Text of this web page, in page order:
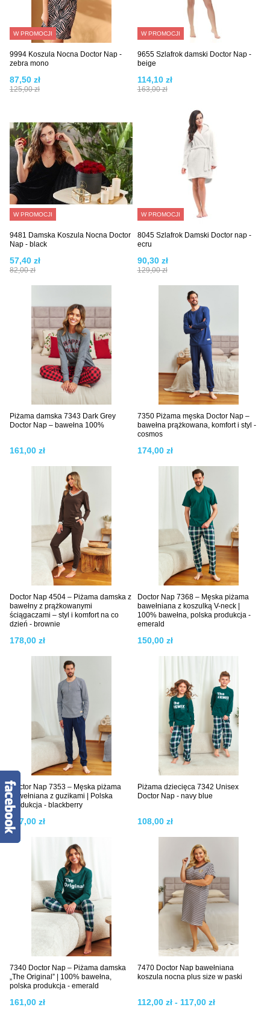
W PROMOCJI
9994 Koszula Nocna Doctor Nap -
zebra mono
125,00 zł
87,50 zł
W PROMOCJI
9655 Szlafrok damski Doctor Nap -
beige
163,00 zł
114,10 zł
W PROMOCJI
9481 Damska Koszula Nocna Doctor
Nap - black
82,00 zł
57,40 zł
W PROMOCJI
8045 Szlafrok Damski Doctor nap -
ecru
129,00 zł
90,30 zł
Piżama damska 7343 Dark Grey
Doctor Nap – bawełna 100%
161,00 zł
7350 Piżama męska Doctor Nap –
bawełna prążkowana, komfort i styl -
cosmos
174,00 zł
Doctor Nap 4504 – Piżama damska z
bawełny z prążkowanymi
ściągaczami – styl i komfort na co
dzień - brownie
178,00 zł
Doctor Nap 7368 – Męska piżama
bawełniana z koszulką V-neck |
100% bawełna, polska produkcja -
emerald
150,00 zł
Doctor Nap 7353 – Męska piżama
bawełniana z guzikami | Polska
produkcja - blackberry
197,00 zł
Piżama dziecięca 7342 Unisex
Doctor Nap - navy blue
108,00 zł
7340 Doctor Nap – Piżama damska
„The Original” | 100% bawełna,
polska produkcja - emerald
161,00 zł
7470 Doctor Nap bawełniana
koszula nocna plus size w paski
112,00 zł - 117,00 zł